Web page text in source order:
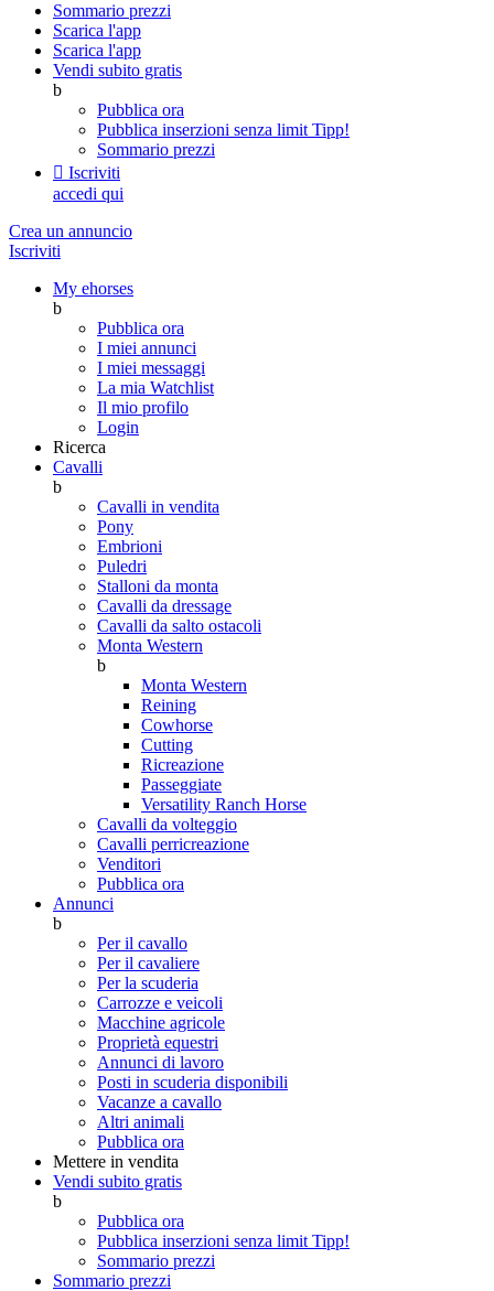
Sommario prezzi
Scarica l'app
Scarica l'app
Vendi subito gratis
b
Pubblica ora
Pubblica inserzioni senza limit Tipp!
Sommario prezzi
 Iscriviti
accedi qui
Crea un annuncio
Iscriviti
My ehorses
b
Pubblica ora
I miei annunci
I miei messaggi
La mia Watchlist
Il mio profilo
Login
Ricerca
Cavalli
b
Cavalli in vendita
Pony
Embrioni
Puledri
Stalloni da monta
Cavalli da dressage
Cavalli da salto ostacoli
Monta Western
b
Monta Western
Reining
Cowhorse
Cutting
Ricreazione
Passeggiate
Versatility Ranch Horse
Cavalli da volteggio
Cavalli perricreazione
Venditori
Pubblica ora
Annunci
b
Per il cavallo
Per il cavaliere
Per la scuderia
Carrozze e veicoli
Macchine agricole
Proprietà equestri
Annunci di lavoro
Posti in scuderia disponibili
Vacanze a cavallo
Altri animali
Pubblica ora
Mettere in vendita
Vendi subito gratis
b
Pubblica ora
Pubblica inserzioni senza limit Tipp!
Sommario prezzi
Sommario prezzi